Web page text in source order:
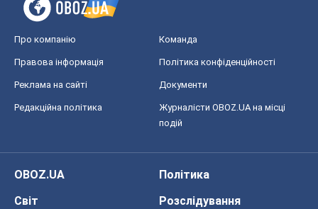
Про компанію Команда
Правова інформація Політика конфіденційності
Реклама на сайті Документи
Редакційна політика
Журналісти OBOZ.UA на місці
подій
OBOZ.UA
Політика
Світ
Розслідування